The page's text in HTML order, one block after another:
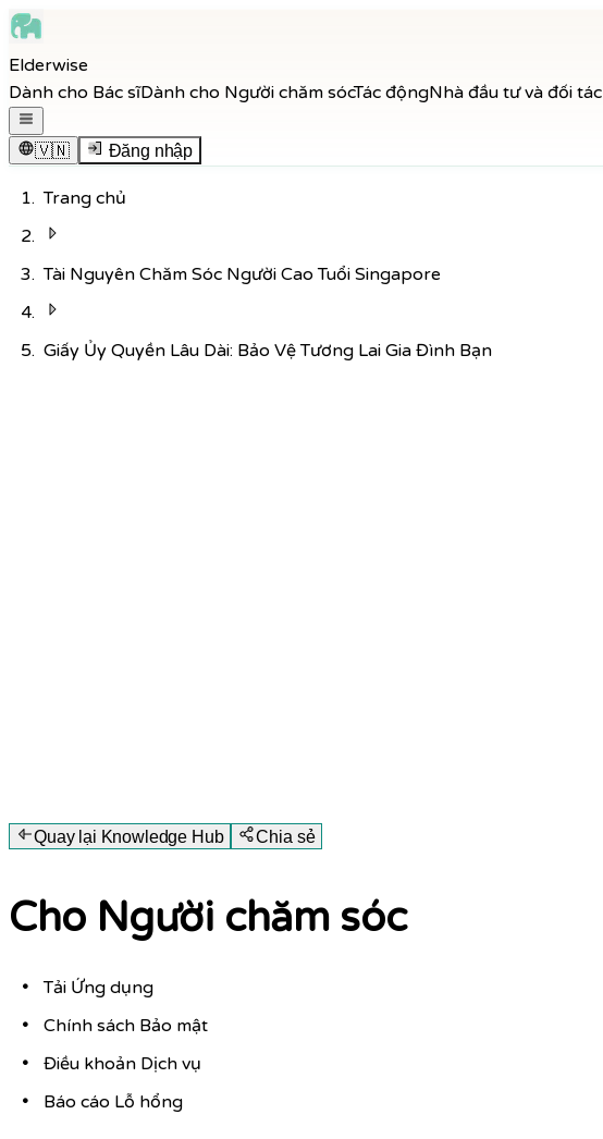
Skip to navigation
Skip to footer
Elderwise
Dành cho Bác sĩDành cho Người chăm sócTác độngNhà đầu tư và đối tác
🇻🇳
Đăng nhập
Trang chủ
Tài Nguyên Chăm Sóc Người Cao Tuổi Singapore
Giấy Ủy Quyền Lâu Dài: Bảo Vệ Tương Lai Gia Đình Bạn
Quay lại Knowledge Hub Chia sẻ
Cho Người chăm sóc
Tải Ứng dụng
Chính sách Bảo mật
Điều khoản Dịch vụ
Báo cáo Lỗ hổng